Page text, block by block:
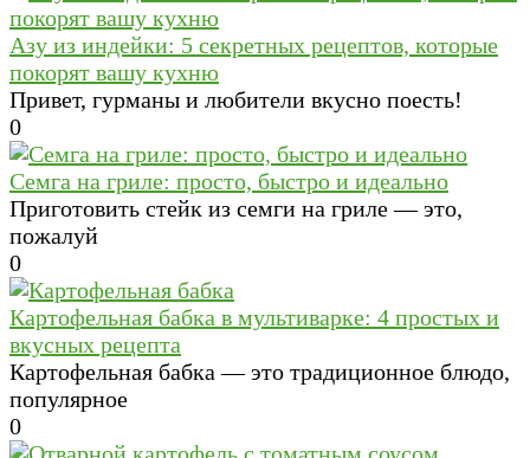
Азу из индейки: 5 секретных рецептов, которые
покорят вашу кухню
Привет, гурманы и любители вкусно поесть!
0
Семга на гриле: просто, быстро и идеально
Приготовить стейк из семги на гриле — это,
пожалуй
0
Картофельная бабка в мультиварке: 4 простых и
вкусных рецепта
Картофельная бабка — это традиционное блюдо,
популярное
0